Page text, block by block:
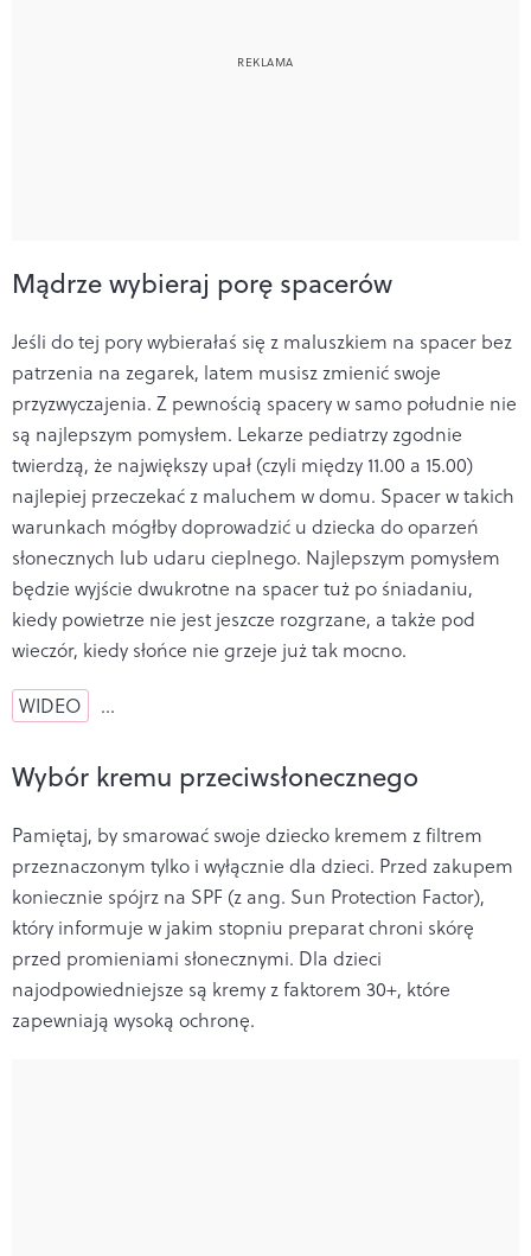
Mądrze wybieraj porę spacerów
Jeśli do tej pory wybierałaś się z maluszkiem na spacer bez
patrzenia na zegarek, latem musisz zmienić swoje
przyzwyczajenia. Z pewnością spacery w samo południe nie
są najlepszym pomysłem. Lekarze pediatrzy zgodnie
twierdzą, że największy upał (czyli między 11.00 a 15.00)
najlepiej przeczekać z maluchem w domu. Spacer w takich
warunkach mógłby doprowadzić u dziecka do oparzeń
słonecznych lub udaru cieplnego. Najlepszym pomysłem
będzie wyjście dwukrotne na spacer tuż po śniadaniu,
kiedy powietrze nie jest jeszcze rozgrzane, a także pod
wieczór, kiedy słońce nie grzeje już tak mocno.
WIDEO …
Wybór kremu przeciwsłonecznego
Pamiętaj, by smarować swoje dziecko kremem z filtrem
przeznaczonym tylko i wyłącznie dla dzieci. Przed zakupem
koniecznie spójrz na SPF (z ang. Sun Protection Factor),
który informuje w jakim stopniu preparat chroni skórę
przed promieniami słonecznymi. Dla dzieci
najodpowiedniejsze są kremy z faktorem 30+, które
zapewniają wysoką ochronę.